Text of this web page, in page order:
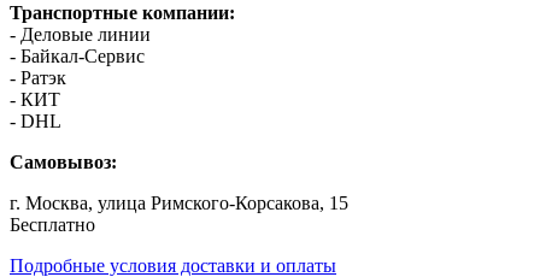
Транспортные компании:
- Деловые линии
- Байкал-Сервис
- Ратэк
- КИТ
- DHL
Самовывоз:
г. Москва, улица Римского-Корсакова, 15
Бесплатно
Подробные условия доставки и оплаты